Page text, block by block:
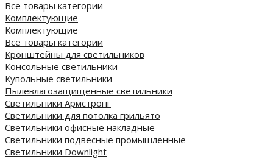
Все товары категории
Комплектующие
Комплектующие
Все товары категории
Кронштейны для светильников
Консольные светильники
Купольные светильники
Пылевлагозащищенные светильники
Светильники Армстронг
Светильники для потолка грильято
Светильники офисные накладные
Светильники подвесные промышленные
Светильники Downlight